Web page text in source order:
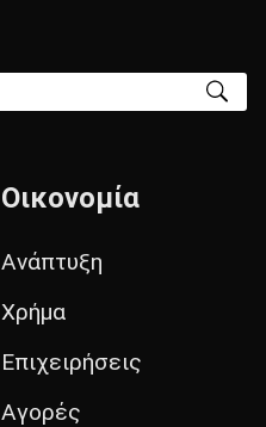
Οικονομία
Ανάπτυξη
Χρήμα
Επιχειρήσεις
Αγορές